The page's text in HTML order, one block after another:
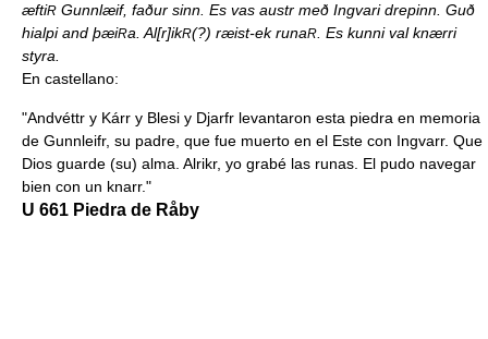
æftiR Gunnlæif, faður sinn. Es vas austr með Ingvari drepinn. Guð
hialpi and þæiRa. Al[r]ikR(?) ræist-ek runaR
. Es kunni val knærri
styra.
En castellano:
"Andvéttr y Kárr y Blesi y Djarfr levantaron esta piedra en memoria
de Gunnleifr, su padre, que fue muerto en el Este con Ingvarr. Que
Dios guarde (su) alma. Alrikr, yo grabé las runas. El pudo navegar
bien con un knarr."
U 661 Piedra de Råby